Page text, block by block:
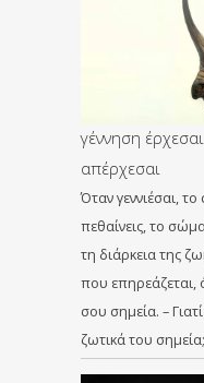
γέννηση
απέρχεσαι
Όταν γεννιέσαι,
πεθαίνεις, το
τη διάρκεια της
που επηρεάζεται,
σου σημεία. –
ζωτικά του